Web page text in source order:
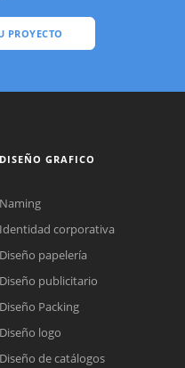
PROYECTO
DISEÑO GRAFICO
Naming
Identidad corporativa
Diseño papelería
Diseño publicitario
Diseño Packing
Diseño logo
Diseño de catálogos